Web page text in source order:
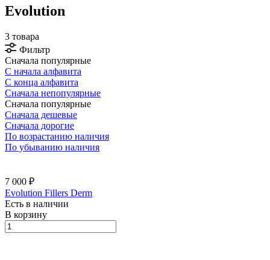
Evolution
3 товара
Фильтр
Сначала популярные
С начала алфавита
С конца алфавита
Сначала непопулярные
Сначала популярные
Сначала дешевые
Сначала дорогие
По возрастанию наличия
По убыванию наличия
7 000 ₽
Evolution Fillers Derm
Есть в наличии
В корзину